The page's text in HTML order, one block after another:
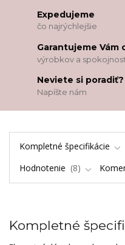
Expedujeme
čo najrýchlejšie
Garantujeme Vám
výrobkov a
Neviete si poradiť?
Napíšte nám
Kompletné špecifikácie
Hodnotenie
8
Kompletné